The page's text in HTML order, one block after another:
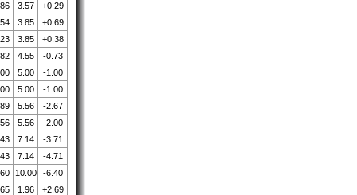
3.57
+0.29
3.85
+0.69
3.85
+0.38
4.55
-0.73
5.00
-1.00
5.00
-1.00
5.56
-2.67
5.56
-2.00
7.14
-3.71
7.14
-4.71
10.00
-6.40
1.96
+2.69